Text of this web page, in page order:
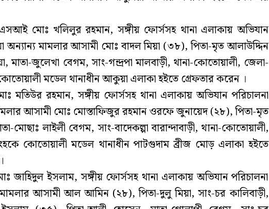
মোঃ খলিলুর রহমান, সঙ্গীয় ফোর্সসহ থানা এলাকায় অভিযান
অন্যান্য মামলার আসামী মোঃ বাদল মিয়া (৩৮), পিতা-মৃত আলাউদ্দিন
জুলেখা বেগম, সাং-গন্দ্রপা মালবাড়ী, থানা-কোতোয়ালী, জেলা-
মডেল থানাধীন আকুয়া এলাকা হইতে গ্রেফতার করেন ।
মতিউর রহমান, সঙ্গীয় ফোর্সসহ থানা এলাকায় অভিযান পরিচালনা
আসামী মোঃ মোস্তাফিজুর রহমান ওরফে জুনায়েদ (২৮), পিতা-মৃত
মোছাঃ লাইলী বেগম, সাং-বাদেকল্পা বারান্দাবাড়ী, থানা-কোতোয়ালী,
কোতোয়ালী মডেল থানাধীন পাটগুদাম ব্রীজ মোড় এলাকা হইতে
জাহিদুল ইসলাম, সঙ্গীয় ফোর্সসহ থানা এলাকায় অভিযান পরিচালনা
আসামী আল আমিন (২৮), পিতা-দুলু মিয়া, সাং-চর কালিবাড়ী,